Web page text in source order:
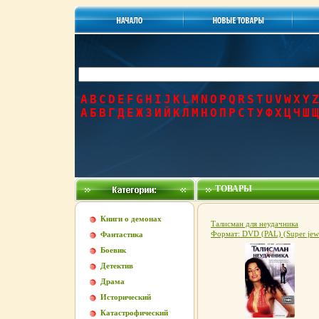
A B C D E F G H I J K L M N O P Q R S T U V WXYZ
А Б В Г Д Е Ж З И Й КЛ М Н О П Р С Т УФХЦЧ Ш Щ
Книги о демонах
Фантастика
Боевик
Детектив
Драма
Исторический
Катастрофический
ТОВАРЫ
Талисман для неудачника
Формат: DVD (PAL) (Super
case) Дистрибьютор: Пирамида
Региональный код: 5 Звуковые
дорожки: Русский Dolby
1 Английский Dolby Digital 5 1
Формат изображения: инфо